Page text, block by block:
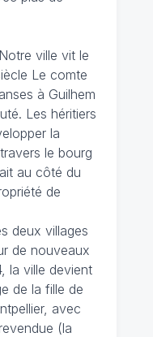
ville vit le
Le comte
à Guilhem
Les héritiers
la
le bourg
au côté du
de
deux villages
de nouveaux
la ville devient
de la fille de
avec
(la